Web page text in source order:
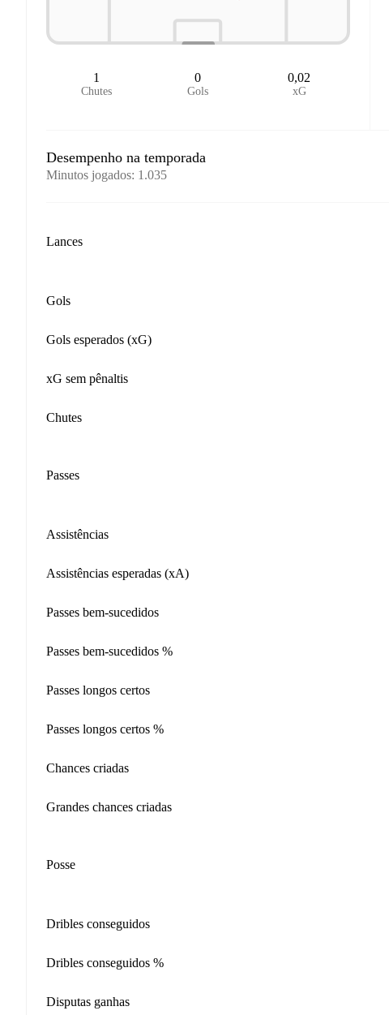
1
Chutes
0
Gols
0,02
xG
Desempenho na temporada
Minutos jogados: 1.035
Lances
Gols
Gols esperados (xG)
xG sem pênaltis
Chutes
Passes
Assistências
Assistências esperadas (xA)
Passes bem-sucedidos
Passes bem-sucedidos %
Passes longos certos
Passes longos certos %
Chances criadas
Grandes chances criadas
Posse
Dribles conseguidos
Dribles conseguidos %
Disputas ganhas